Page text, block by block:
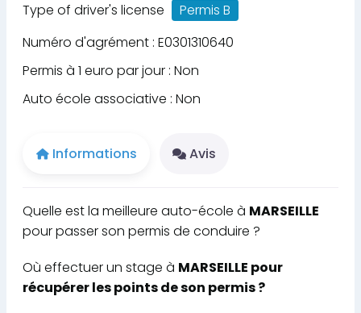
Type of driver's license
Permis B
Numéro d'agrément : E0301310640
Permis à 1 euro par jour : Non
Auto école associative : Non
Informations Avis
Quelle est la meilleure auto-école à MARSEILLE
pour passer son permis de conduire ?
Où effectuer un stage à MARSEILLE pour
récupérer les points de son permis ?